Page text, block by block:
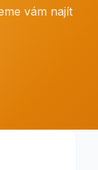
vám najít